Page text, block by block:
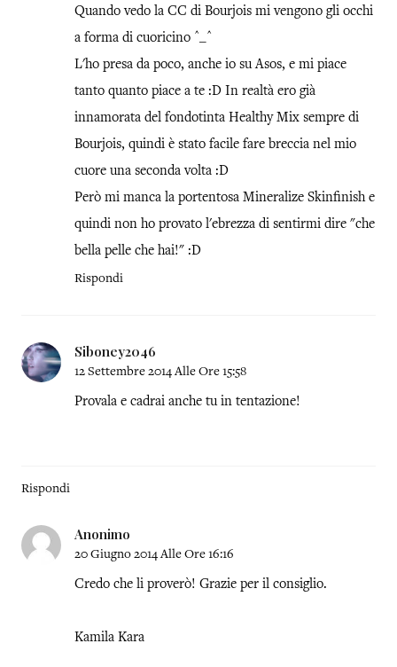
Quando vedo la CC di Bourjois mi vengono gli occhi
a forma di cuoricino ^_^
L'ho presa da poco, anche io su Asos, e mi piace
tanto quanto piace a te :D In realtà ero già
innamorata del fondotinta Healthy Mix sempre di
Bourjois, quindi è stato facile fare breccia nel mio
cuore una seconda volta :D
Però mi manca la portentosa Mineralize Skinfinish e
quindi non ho provato l'ebrezza di sentirmi dire "che
bella pelle che hai!" :D
Rispondi
Siboney2046
12 Settembre 2014 Alle Ore 15:58
Provala e cadrai anche tu in tentazione!
Rispondi
Anonimo
20 Giugno 2014 Alle Ore 16:16
Credo che li proverò! Grazie per il consiglio.
Kamila Kara